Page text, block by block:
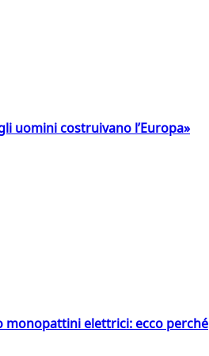
uomini costruivano l’Europa»
monopattini elettrici: ecco perché